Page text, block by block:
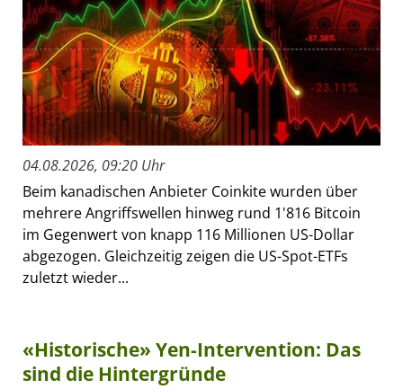
04.08.2026, 09:20 Uhr
Beim kanadischen Anbieter Coinkite wurden über
mehrere Angriffswellen hinweg rund 1'816 Bitcoin
im Gegenwert von knapp 116 Millionen US-Dollar
abgezogen. Gleichzeitig zeigen die US-Spot-ETFs
zuletzt wieder...
«Historische» Yen-Intervention: Das
sind die Hintergründe